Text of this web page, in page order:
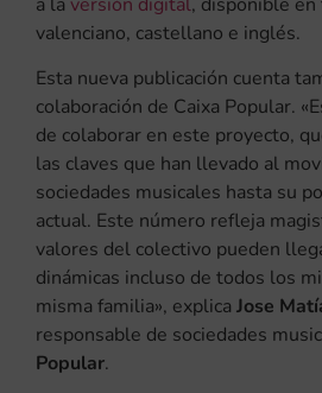
valenciano, castellano e inglés.
Esta nueva publicación cuenta
colaboración de Caixa Popular.
de colaborar en este proyecto,
las claves que han llevado al
sociedades musicales hasta su
actual. Este número refleja
valores del colectivo pueden
dinámicas incluso de todos los
misma familia», explica Jose
responsable de sociedades
Popular.